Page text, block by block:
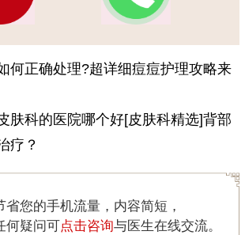
何正确处理?超详细痘痘护理攻略来
肤科的医院哪个好[皮肤科精选]背部
疗？
省您的手机流量，内容简短，
何疑问可点击咨询与医生在线交流。